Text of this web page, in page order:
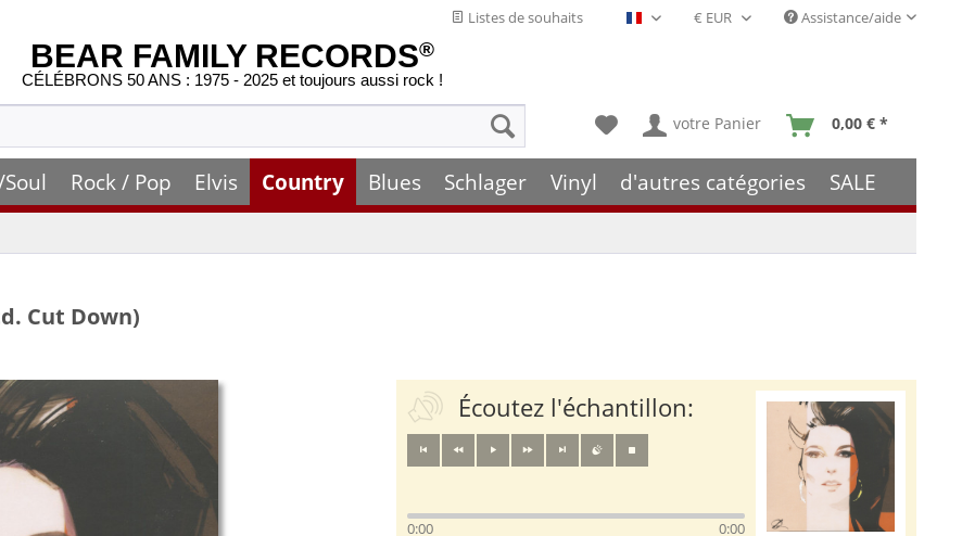
Listes de souhaits Français- FR Assistance/aide
BEAR FAMILY RECORDS®
CÉLÉBRONS 50 ANS : 1975 - 2025 et toujours aussi rock !
votre Panier 0,00 € *
Rock / Pop Elvis Country Blues Schlager Vinyl d'autres catégories SALE
Cut Down)
Écoutez l'échantillon:
0:00 0:00